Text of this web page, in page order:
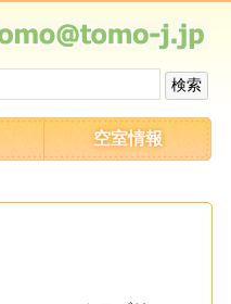
空室情報